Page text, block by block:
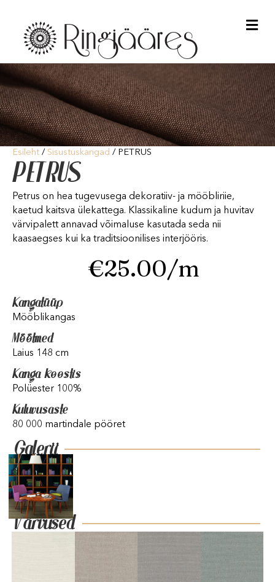
Esileht / Sisustuskangad / PETRUS
PETRUS
Petrus on hea tugevusega dekoratiiv- ja mööbliriie,
kaetud kaitsva ülekattega. Klassikaline kudum ja huvitav
värvipalett annavad võimaluse kasutada seda nii
kaasaegses kui ka traditsioonilises interjööris.
€25.00/m
Kangatüüp
Mööblikangas
Mõõtmed
Laius 148 cm
Kanga koostis
Polüester 100%
Kuluvusaste
80 000 martindale pööret
Galerii
Värvused